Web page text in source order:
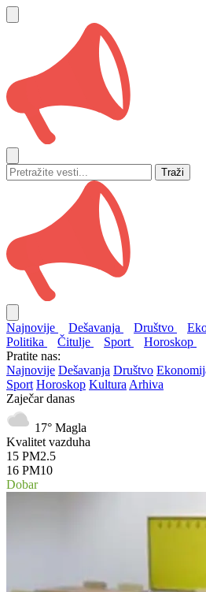
Traži
Najnovije Dešavanja Društvo
Politika
Čitulje Sport Horoskop
Pratite nas:
Najnovije Dešavanja Društvo
Sport Horoskop Kultura Arhiva
Zaječar danas
17° Magla
Kvalitet vazduha
15 PM2.5
16 PM10
Dobar